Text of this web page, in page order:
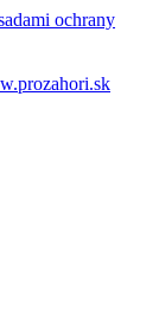
ochrany